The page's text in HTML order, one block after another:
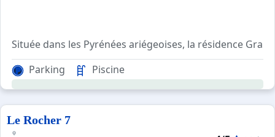
Située dans les Pyrénées ariégeoises, la résidence
L'architecture de cette résidence reflète la tradition
Parking Piscine
Le Rocher 7